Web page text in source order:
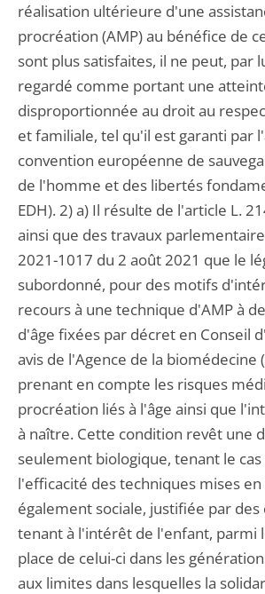
réalisation ultérieure d'une
procréation (AMP) au bénéfice de
sont plus satisfaites, il ne peut, par
regardé comme portant une
disproportionnée au droit au
et familiale, tel qu'il est garanti par
convention européenne de
de l'homme et des libertés
EDH). 2) a) Il résulte de l'article L.
ainsi que des travaux
2021-1017 du 2 août 2021 que le
subordonné, pour des motifs
recours à une technique d'AMP à
d'âge fixées par décret en Conseil
avis de l'Agence de la biomédecine
prenant en compte les risques
procréation liés à l'âge ainsi que
à naître. Cette condition revêt une
seulement biologique, tenant le cas
l'efficacité des techniques mises
également sociale, justifiée par
tenant à l'intérêt de l'enfant, parmi
place de celui-ci dans les
aux limites dans lesquelles la